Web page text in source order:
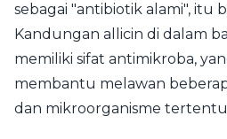
sebagai "antibiotik alami", itu
Kandungan allicin di dalam
memiliki sifat antimikroba,
membantu melawan
dan mikroorganisme